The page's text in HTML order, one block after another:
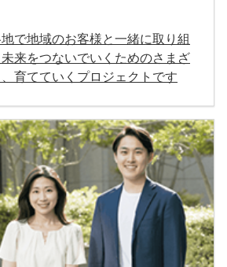
で地域のお客様と一緒に取り組
来をつないでいくためのさまざ
育てていくプロジェクトです